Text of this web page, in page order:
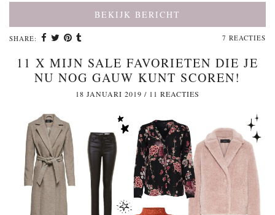
BEKIJK BERICHT
SHARE: 7 REACTIES
11 X MIJN SALE FAVORIETEN DIE JE
NU NOG GAUW KUNT SCOREN!
18 JANUARI 2019 / 11 REACTIES